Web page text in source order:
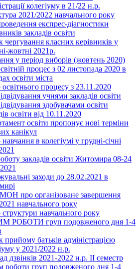
колегіуму в 21/22 н.р.
2021/2022 навчального року
експрес-діагностики
закладів освіти
чергування класних керівників у
жовтні 2021р.
у період виборів (жовтень 2020)
процес з 02 листопада 2020 в
освіти міста
процесу з 23.11.2020
учнями закладів освіти
здобувачами освіти
освіти від 10.11.2020
освіти пропонує нові терміни
канікул
в колегіумі у грудні-січні
закладів освіти Житомира 08-24
заходи до 28.02.2021 в
про організоване завершення
навчального року
навчального року
РОБОТИ груп подовженого дня 1-4
прийому батьків адміністрацією
у 2021/2022 н.р.
дзвінків 2021-2022 н.р. ІІ семестр
роботи груп подовженого дня 1-4